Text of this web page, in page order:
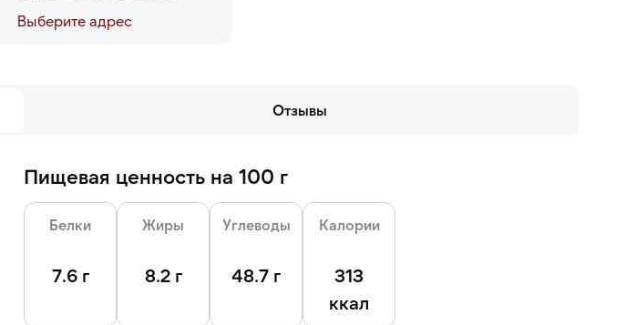
Выберите адреc
Отзывы
Пищевая ценность на 100 г
Белки
7.6 г
Жиры
8.2 г
Углеводы
48.7 г
Калории
313
ккал